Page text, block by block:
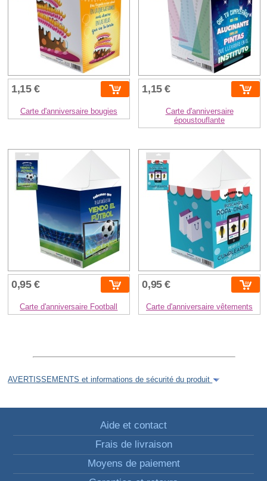
1,15 €
Carte d'anniversaire bougies
1,15 €
Carte d'anniversaire
époustouflante
0,95 €
Carte d'anniversaire Football
0,95 €
Carte d'anniversaire vêtements
AVERTISSEMENTS et informations de sécurité du produit
Aide et contact
Frais de livraison
Moyens de paiement